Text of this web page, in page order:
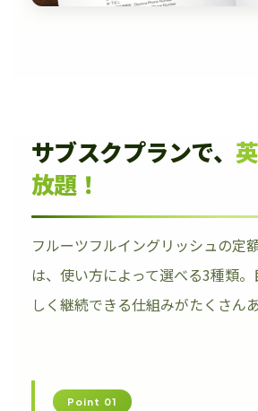
サブスクプランで、
放題！
フルーツフルイングリッシュの定
は、使い方によって選べる3種類
しく継続できる仕組みがたくさんあ
Point 01